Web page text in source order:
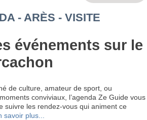
- ARÈS - VISITE
événements sur le
de culture, amateur de sport, ou
conviviaux, l’agenda Ze Guide vous
suivre les rendez-vous qui animent ce
savoir plus...